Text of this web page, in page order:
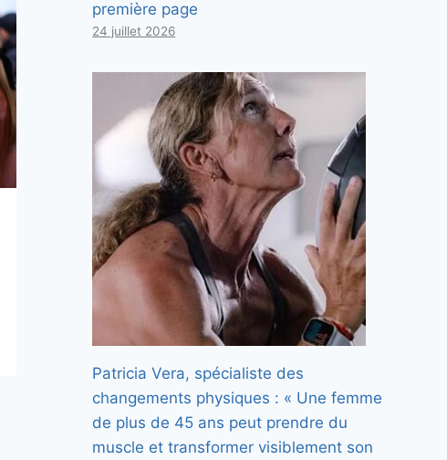
C’est en Andalousie et vous
pouvez visiter
11 décembre 2025
première page
24 juillet 2026
Patricia Vera, spécialiste des
changements physiques : « Une femme
de plus de 45 ans peut prendre du
muscle et transformer visiblement son